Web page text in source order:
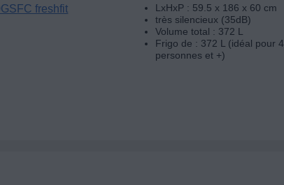
LxHxP : 59.5 x 186 x 60 cm
très silencieux (35dB)
Volume total : 372 L
Frigo de : 372 L (idéal pour 4
personnes et +)